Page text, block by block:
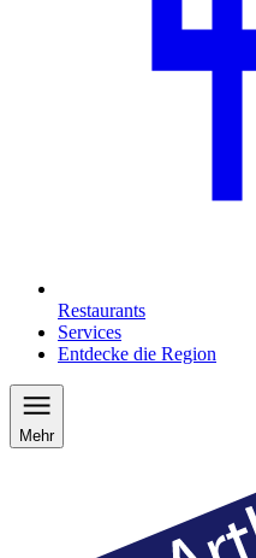
Restaurants
Services
Entdecke die Region
Mehr